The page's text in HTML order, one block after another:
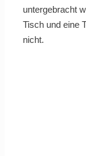
untergebracht
Tisch und eine
nicht.